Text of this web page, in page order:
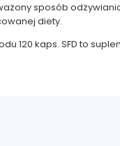
sposób
diety.
120 kaps. SFD to